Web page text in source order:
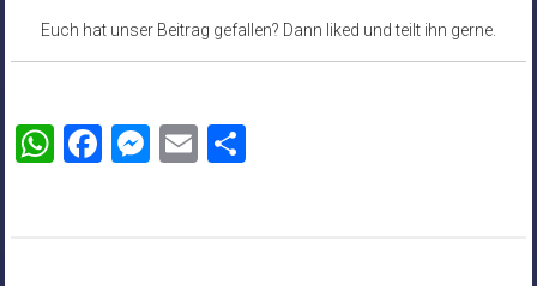
Euch hat unser Beitrag gefallen? Dann liked und teilt ihn gerne.
WhatsApp
Facebook
Messenger
EmailTeilen